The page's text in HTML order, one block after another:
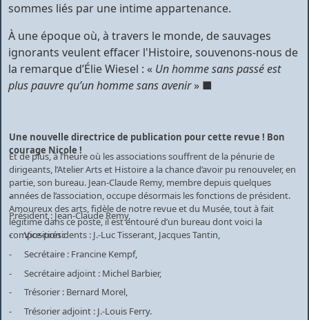
sommes liés par une intime appartenance.
À une époque où, à travers le monde, de sauvages
ignorants veulent effacer l'Histoire, souvenons-nous de
la remarque d’Élie Wiesel : « Un homme sans passé est
plus pauvre qu’un homme sans avenir» ■
Une nouvelle directrice de publication pour cette revue ! Bon
courage Nicole !
Et de plus, à l’heure où les associations souffrent de la pénurie de
dirigeants, l’Atelier Arts et Histoire a la chance d’avoir pu renouveler, en
partie, son bureau. Jean-Claude Remy, membre depuis quelques
années de l’association, occupe désormais les fonctions de président.
Amoureux des arts, fidèle de notre revue et du Musée, tout à fait
légitime dans ce poste, il est entouré d’un bureau dont voici la
composition :
-
Président : Jean-Claude Remy,
- Vice-présidents : J.-Luc Tisserant, Jacques Tantin,
- Secrétaire : Francine Kempf,
- Secrétaire adjoint : Michel Barbier,
- Trésorier : Bernard Morel,
- Trésorier adjoint : J.-Louis Ferry.